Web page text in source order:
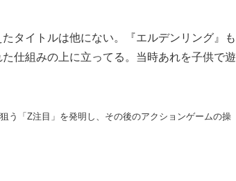
タイトルは他にない。『エルデンリング』も
仕組みの上に立ってる。当時あれを子供で遊
う「Z注目」を発明し、その後のアクションゲームの操